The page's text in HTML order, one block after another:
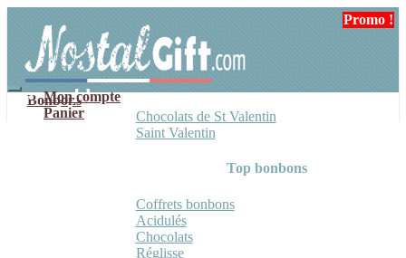
navigation
contenu
Mon compte
Panier
Bonbons
Chocolats de St Valentin
Saint Valentin
Top bonbons
Coffrets bonbons
Acidulés
Chocolats
Réglisse
Promo !
Promo !